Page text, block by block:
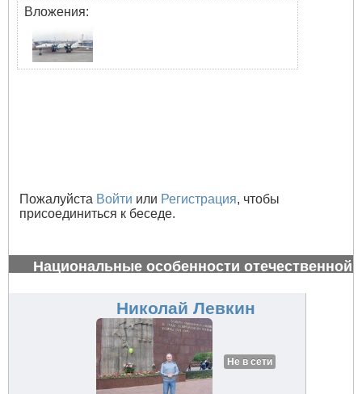
Вложения:
Пожалуйста Войти или Регистрация, чтобы
присоединиться к беседе.
Национальные особенности отечественной
Николай Левкин
Не в сети